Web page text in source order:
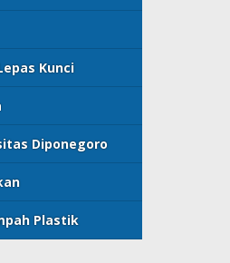
Kunci
Diponegoro
Plastik